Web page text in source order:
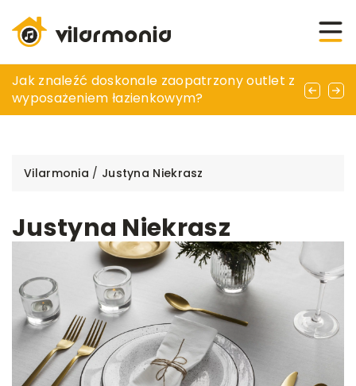
Jak elastyczne warunki najmu mogą
wspierać rozwój Twojej firmy
Jak znaleźć doskonale zaopatrzony outlet z
wyposażeniem łazienkowym?
Jak wykorzystać ozdobne poszewki na
poduszki do dekoracji wnętrz
Vilarmonia / Justyna Niekrasz
Justyna Niekrasz